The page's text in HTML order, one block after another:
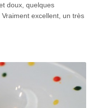
doux, quelques
excellent, un très